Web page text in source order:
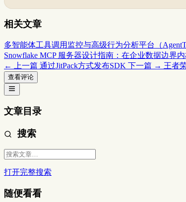
相关文章
多智能体工具调用监控与高级行为分析平台（
Snowflake MCP 服务器设计指南：在企业数据边界
← 上一篇 通过JitPack方式发布SDK 下一篇 → 王者
查看评论
文章目录
搜索
打开完整搜索
随便看看